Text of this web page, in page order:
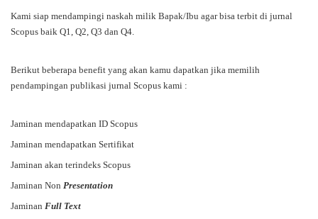
Kami siap mendampingi naskah milik Bapak/Ibu agar bisa terbit di jurnal
Scopus baik Q1, Q2, Q3 dan Q4.
Berikut beberapa benefit yang akan kamu dapatkan jika memilih
pendampingan publikasi jurnal Scopus kami :
Jaminan mendapatkan ID Scopus
Jaminan mendapatkan Sertifikat
Jaminan akan terindeks Scopus
Jaminan Non Presentation
Jaminan Full Text